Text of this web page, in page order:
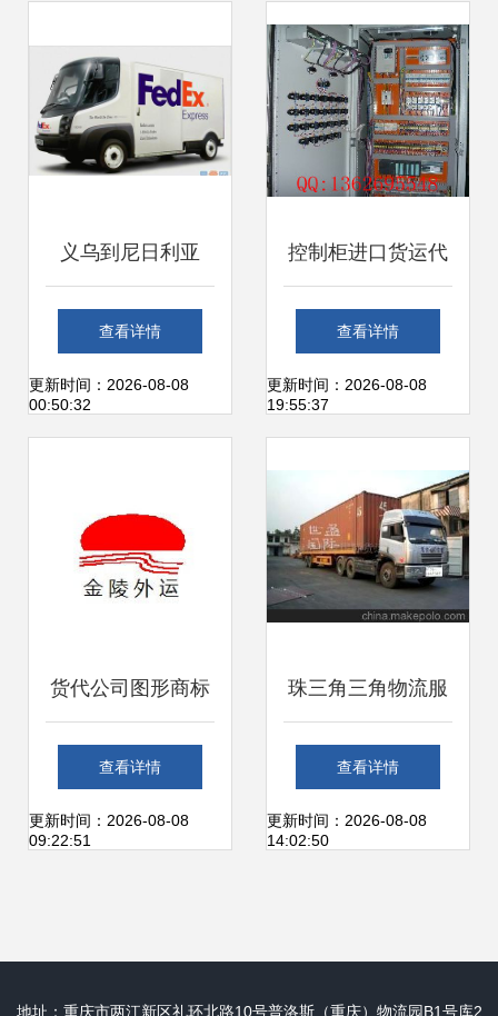
义乌到尼日利亚
FEDEX国际快递一
级代理 为何浙江金
查看详情
更新时间：2026-08-08
00:50:32
控制柜进口货运代
理服务全解析 包税
物流一站式解决方
查看详情
更新时间：2026-08-08
19:55:37
货代公司图形商标
设计要点与创意思
路
查看详情
更新时间：2026-08-08
09:22:51
珠三角三角物流服
务全解析 价格、厂
家、运输代理与珠
查看详情
更新时间：2026-08-08
14:02:50
地址：重庆市两江新区礼环北路10号普洛斯（重庆）物流园B1号库2